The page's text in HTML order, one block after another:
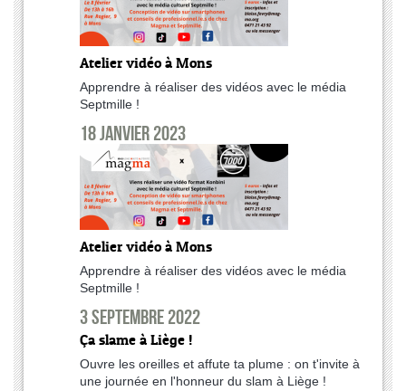
Atelier vidéo à Mons
Apprendre à réaliser des vidéos avec le média
Septmille !
18 janvier 2023
Atelier vidéo à Mons
Apprendre à réaliser des vidéos avec le média
Septmille !
3 septembre 2022
Ça slame à Liège !
Ouvre les oreilles et affute ta plume : on t'invite à
une journée en l'honneur du slam à Liège !